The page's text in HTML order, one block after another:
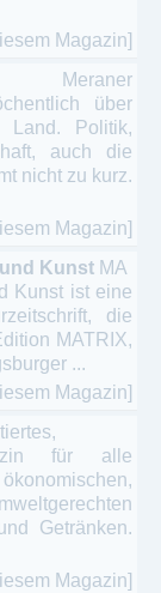
Magazin]
über
Land. Politik,
auch die
nicht zu kurz.
Magazin]
Kunst MA
Kunst ist eine
die
MATRIX,
...
Magazin]
für alle
Getränken.
Magazin]